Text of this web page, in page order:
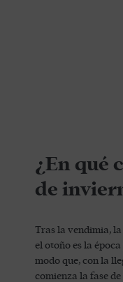
¿En qué
de
Tras la vendimia,
el otoño es la
modo que, con la
comienza la fase